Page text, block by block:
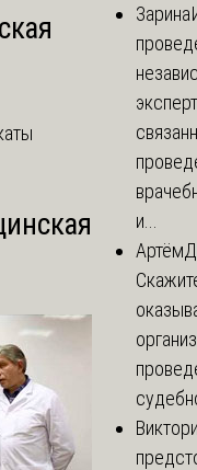
Зарина
и...
Артём